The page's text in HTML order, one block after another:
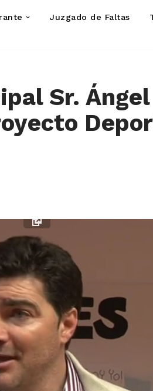
Juzgado de Faltas
Sr. Ángel